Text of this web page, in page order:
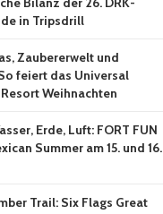
in Tripsdrill
Zaubererwelt und
feiert das Universal
Weihnachten
Erde, Luft: FORT FUN
Summer am 15. und 16.
Trail: Six Flags Great